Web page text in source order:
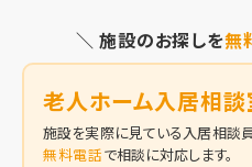
＼ 施設のお探しを無
老人ホーム入居相談
施設を実際に見ている入居相談
無料電話で相談に対応します。